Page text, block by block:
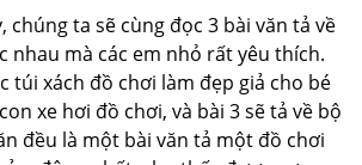
chúng ta sẽ cùng đọc 3 bài văn tả về
nhau mà các em nhỏ rất yêu thích.
túi xách đồ chơi làm đẹp giả cho bé
xe hơi đồ chơi, và bài 3 sẽ tả về bộ
đều là một bài văn tả một đồ chơi